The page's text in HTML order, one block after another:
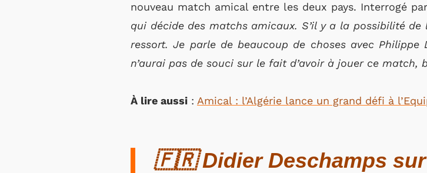
nouveau match amical entre les deux pays. Interrogé
qui décide des matchs amicaux. S’il y a la possibilité
ressort. Je parle de beaucoup de choses avec
n’aurai pas de souci sur le fait d’avoir à jouer ce match,
À lire aussi : Amical : l’Algérie lance un grand défi à
🇫🇷 Didier Deschamps sur